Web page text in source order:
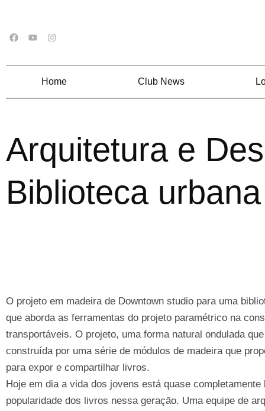
Home Club News
Arquitetura e
Biblioteca
O projeto em madeira de Downtown studio para uma
que aborda as ferramentas do projeto paramétrico na
transportáveis. O projeto, uma forma natural ondulada
construída por uma série de módulos de madeira que
para expor e compartilhar livros.
Hoje em dia a vida dos jovens está quase
popularidade dos livros nessa geração. Uma equipe de